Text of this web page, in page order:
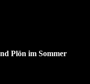
Plön im Sommer